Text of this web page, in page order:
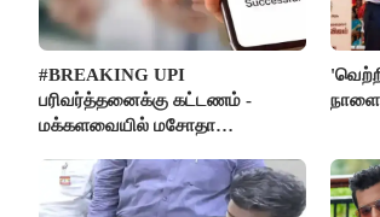
#BREAKING UPI
பரிவர்த்தனைக்கு கட்டணம் -
மக்களவையில் மசோதா
நாளை